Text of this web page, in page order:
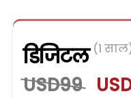
डिजिटल (1
USD99